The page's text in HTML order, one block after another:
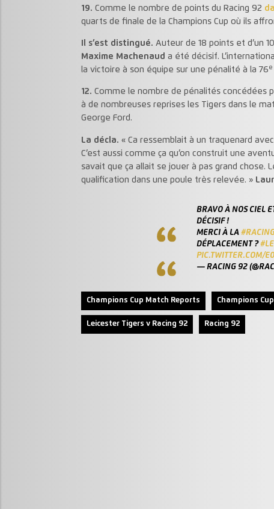
19. Comme le nombre de points du Racing 92
quarts de finale de la Champions Cup où ils
Il s’est distingué. Auteur de 18 points et d’un
Maxime Machenaud a été décisif.
la victoire à son équipe sur une pénalité à la 76e
12. Comme le nombre de pénalités concédées
à de nombreuses reprises les Tigers dans le
George Ford.
La décla. « Ca ressemblait à un traquenard
C’est aussi comme ça qu’on construit une
savait que ça allait se jouer à pas grand chose.
qualification dans une poule très relevée. »
BRAVO À NOS CIEL
DÉCISIF !
MERCI À LA
DÉPLACEMENT ?
PIC.TWITTER.COM/
— RACING 92
Champions Cup Match Reports Champions
Leicester Tigers v Racing 92 Racing 92